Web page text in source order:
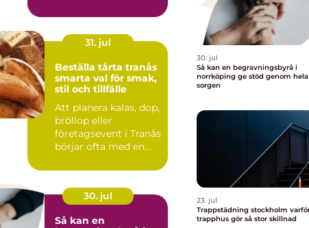
31. jul
Beställa tårta tranås
smarta val för smak,
stil och tillfälle
Att planera kalas, dop,
bröllop eller
företagsevent i Tranås
börjar ofta med en
30. jul
Så kan en
30. jul
Så kan en begravningsbyrå i
norrköping ge stöd genom hela
sorgen
23. jul
Trappstädning stockholm varför rena
trapphus gör så stor skillnad